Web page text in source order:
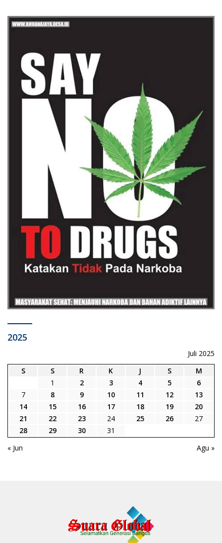
2025
Juli 2025
S
S R K J S
M
1
2 3 4 5
6
7
8 9 10 11 12
13
14
15 16 17 18 19
20
21
22 23 24 25 26
27
28
29 30
31
« Jun
Agu »